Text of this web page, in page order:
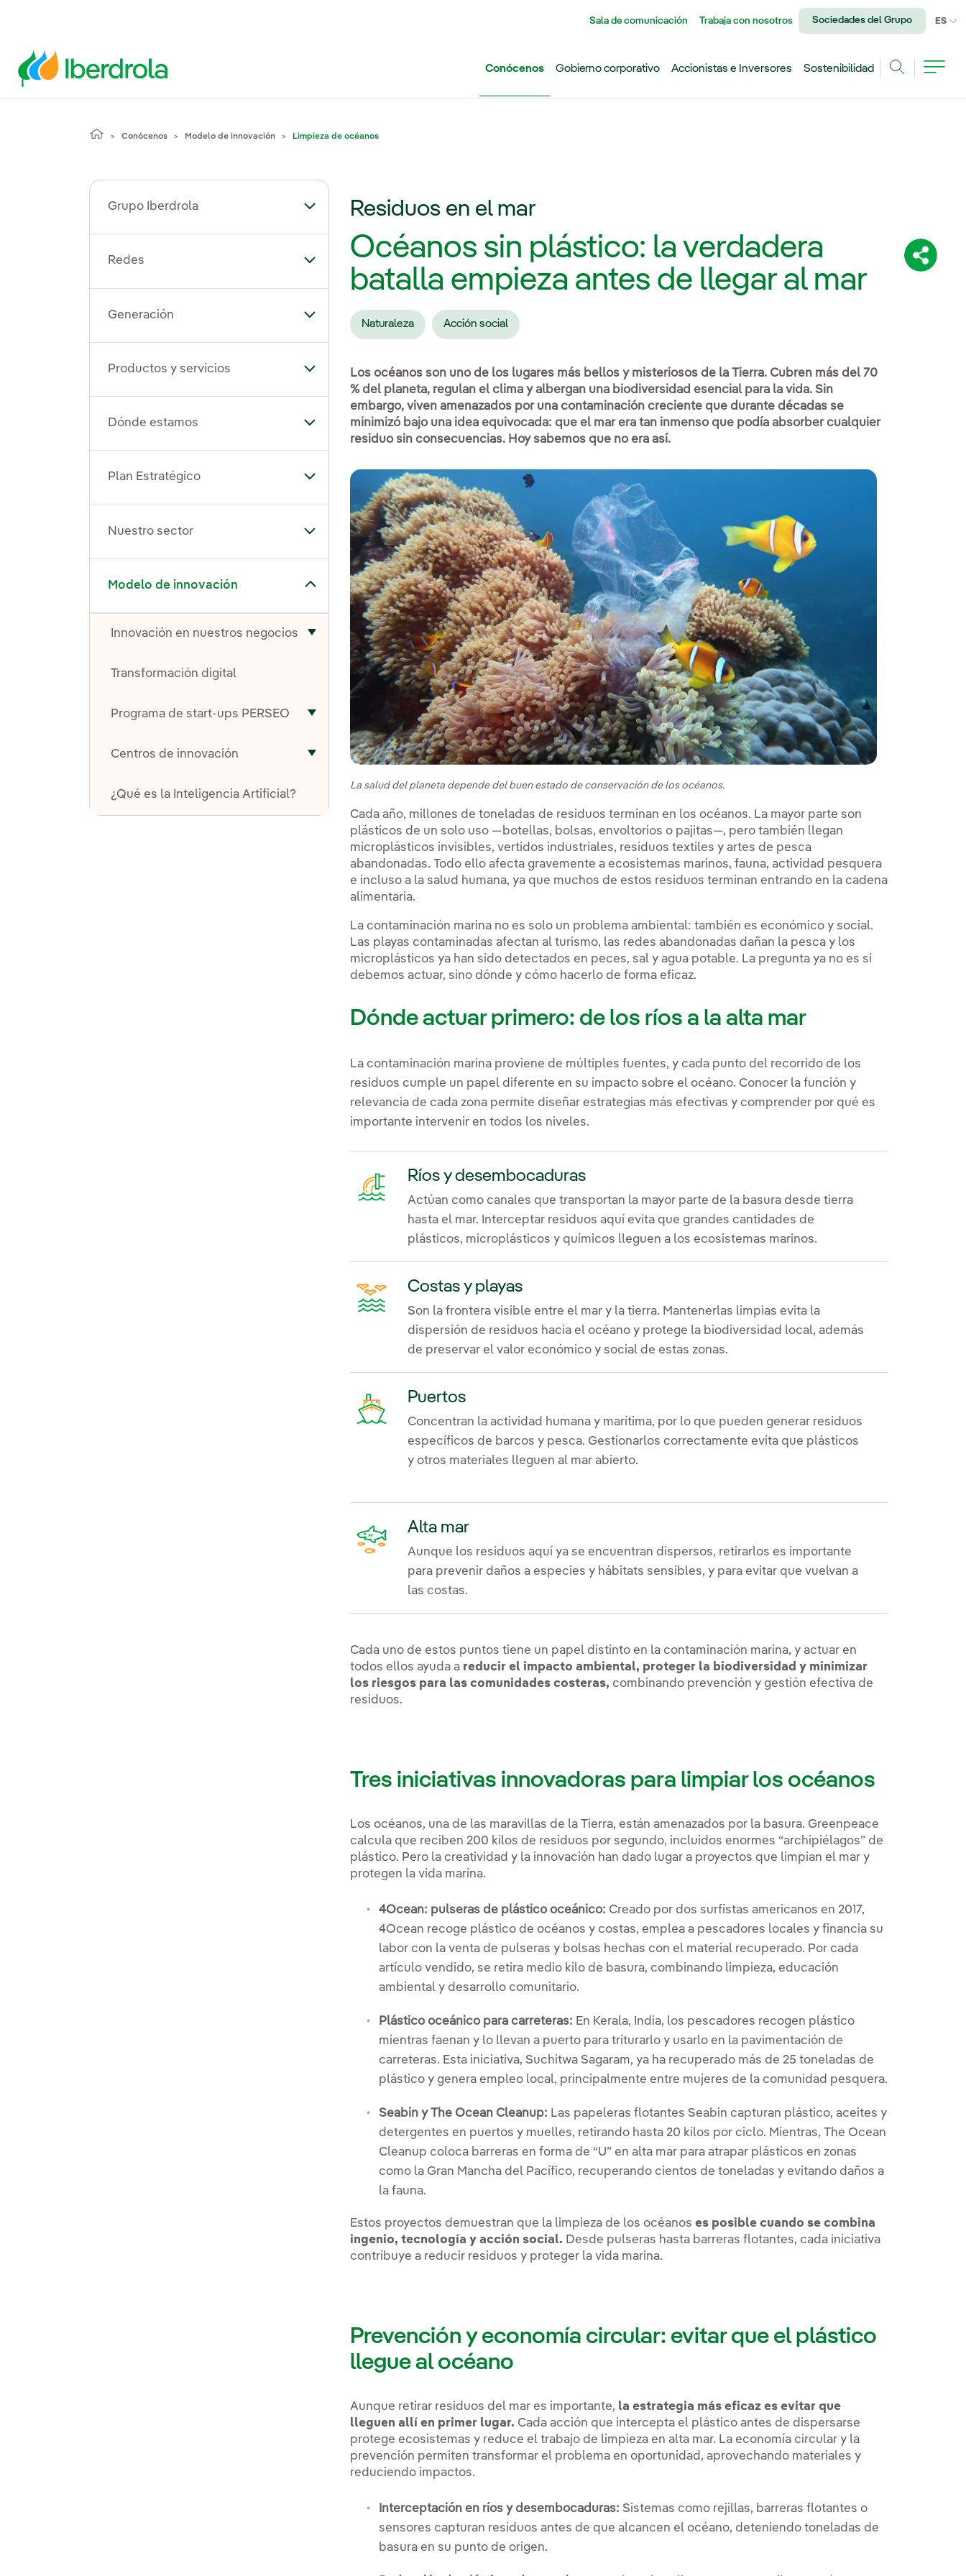
Sala de comunicación Trabaja con nosotros Sociedades del Grupo ES
Conócenos Gobierno corporativo Accionistas e Inversores
Sostenibilidad
Conócenos Modelo de innovación Limpieza de océanos
Grupo Iberdrola Alternar el submenú para Grupo Iberdrola
Redes Alternar el submenú para Redes
Generación Alternar el submenú para Generación
Productos y servicios Alternar el submenú para Productos y servicios
Dónde estamos Alternar el submenú para Dónde estamos
Plan Estratégico Alternar el submenú para Plan Estratégico
Nuestro sector Alternar el submenú para Nuestro sector
Modelo de innovación
Alternar el submenú para Modelo de innovación
Innovación en nuestros negocios
Alternar el submenú para Innovación en nuestros negocios
Transformación digital
Programa de start-ups PERSEO
Alternar el submenú para Programa de start-ups PERSEO
Centros de innovación
Alternar el submenú para Centros de innovación
¿Qué es la Inteligencia Artificial?
Residuos en el mar
Océanos sin plástico: la verdadera
batalla empieza antes de llegar al mar
Naturaleza Acción social
Los océanos son uno de los lugares más bellos y misteriosos de la Tierra. Cubren más del 70
% del planeta, regulan el clima y albergan una biodiversidad esencial para la vida. Sin
embargo, viven amenazados por una contaminación creciente que durante décadas se
minimizó bajo una idea equivocada: que el mar era tan inmenso que podía absorber cualquier
residuo sin consecuencias. Hoy sabemos que no era así.
La salud del planeta depende del buen estado de conservación de los océanos.
Cada año, millones de toneladas de residuos terminan en los océanos. La mayor parte son
plásticos de un solo uso —botellas, bolsas, envoltorios o pajitas—, pero también llegan
microplásticos invisibles, vertidos industriales, residuos textiles y artes de pesca
abandonadas. Todo ello afecta gravemente a ecosistemas marinos, fauna, actividad pesquera
e incluso a la salud humana, ya que muchos de estos residuos terminan entrando en la cadena
alimentaria.
La contaminación marina no es solo un problema ambiental: también es económico y social.
Las playas contaminadas afectan al turismo, las redes abandonadas dañan la pesca y los
microplásticos ya han sido detectados en peces, sal y agua potable. La pregunta ya no es si
debemos actuar, sino dónde y cómo hacerlo de forma eficaz.
Dónde actuar primero: de los ríos a la alta mar
La contaminación marina proviene de múltiples fuentes, y cada punto del recorrido de los
residuos cumple un papel diferente en su impacto sobre el océano. Conocer la función y
relevancia de cada zona permite diseñar estrategias más efectivas y comprender por qué es
importante intervenir en todos los niveles.
Ríos y desembocaduras
Actúan como canales que transportan la mayor parte de la basura desde tierra
hasta el mar. Interceptar residuos aquí evita que grandes cantidades de
plásticos, microplásticos y químicos lleguen a los ecosistemas marinos.
Costas y playas
Son la frontera visible entre el mar y la tierra. Mantenerlas limpias evita la
dispersión de residuos hacia el océano y protege la biodiversidad local, además
de preservar el valor económico y social de estas zonas.
Puertos
Concentran la actividad humana y marítima, por lo que pueden generar residuos
específicos de barcos y pesca. Gestionarlos correctamente evita que plásticos
y otros materiales lleguen al mar abierto.
Alta mar
Aunque los residuos aquí ya se encuentran dispersos, retirarlos es importante
para prevenir daños a especies y hábitats sensibles, y para evitar que vuelvan a
las costas.
Cada uno de estos puntos tiene un papel distinto en la contaminación marina, y actuar en
todos ellos ayuda a reducir el impacto ambiental, proteger la biodiversidad y minimizar
los riesgos para las comunidades costeras, combinando prevención y gestión efectiva de
residuos.
Tres iniciativas innovadoras para limpiar los océanos
Los océanos, una de las maravillas de la Tierra, están amenazados por la basura. Greenpeace
calcula que reciben 200 kilos de residuos por segundo, incluidos enormes “archipiélagos” de
plástico. Pero la creatividad y la innovación han dado lugar a proyectos que limpian el mar y
protegen la vida marina.
4Ocean: pulseras de plástico oceánico: Creado por dos surfistas americanos en 2017,
4Ocean recoge plástico de océanos y costas, emplea a pescadores locales y financia su
labor con la venta de pulseras y bolsas hechas con el material recuperado. Por cada
artículo vendido, se retira medio kilo de basura, combinando limpieza, educación
ambiental y desarrollo comunitario.
Plástico oceánico para carreteras: En Kerala, India, los pescadores recogen plástico
mientras faenan y lo llevan a puerto para triturarlo y usarlo en la pavimentación de
carreteras. Esta iniciativa, Suchitwa Sagaram, ya ha recuperado más de 25 toneladas de
plástico y genera empleo local, principalmente entre mujeres de la comunidad pesquera.
Seabin y The Ocean Cleanup: Las papeleras flotantes Seabin capturan plástico, aceites y
detergentes en puertos y muelles, retirando hasta 20 kilos por ciclo. Mientras, The Ocean
Cleanup coloca barreras en forma de “U” en alta mar para atrapar plásticos en zonas
como la Gran Mancha del Pacífico, recuperando cientos de toneladas y evitando daños a
la fauna.
Estos proyectos demuestran que la limpieza de los océanos es posible cuando se combina
ingenio, tecnología y acción social. Desde pulseras hasta barreras flotantes, cada iniciativa
contribuye a reducir residuos y proteger la vida marina.
Prevención y economía circular: evitar que el plástico
llegue al océano
Aunque retirar residuos del mar es importante, la estrategia más eficaz es evitar que
lleguen allí en primer lugar. Cada acción que intercepta el plástico antes de dispersarse
protege ecosistemas y reduce el trabajo de limpieza en alta mar. La economía circular y la
prevención permiten transformar el problema en oportunidad, aprovechando materiales y
reduciendo impactos.
Interceptación en ríos y desembocaduras: Sistemas como rejillas, barreras flotantes o
sensores capturan residuos antes de que alcancen el océano, deteniendo toneladas de
basura en su punto de origen.